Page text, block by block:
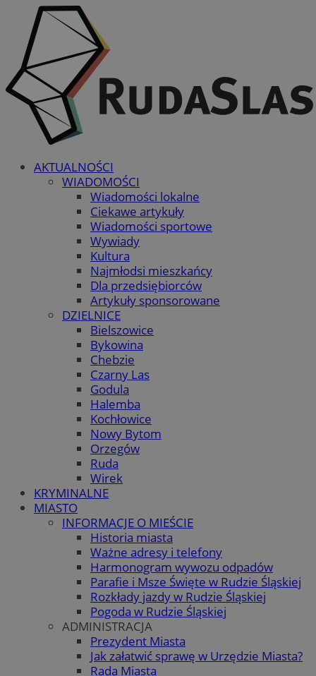
AKTUALNOŚCI
WIADOMOŚCI
Wiadomości lokalne
Ciekawe artykuły
Wiadomości sportowe
Wywiady
Kultura
Najmłodsi mieszkańcy
Dla przedsiębiorców
Artykuły sponsorowane
DZIELNICE
Bielszowice
Bykowina
Chebzie
Czarny Las
Godula
Halemba
Kochłowice
Nowy Bytom
Orzegów
Ruda
Wirek
KRYMINALNE
MIASTO
INFORMACJE O MIEŚCIE
Historia miasta
Ważne adresy i telefony
Harmonogram wywozu odpadów
Parafie i Msze Święte w Rudzie Śląskiej
Rozkłady jazdy w Rudzie Śląskiej
Pogoda w Rudzie Śląskiej
ADMINISTRACJA
Prezydent Miasta
Jak załatwić sprawę w Urzędzie Miasta?
Rada Miasta